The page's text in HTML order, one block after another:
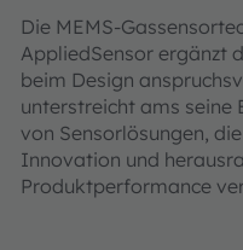
Die MEMS-
AppliedSensor ergänzt
beim Design
unterstreicht ams seine
von Sensorlösungen,
Innovation und
Produktperformance